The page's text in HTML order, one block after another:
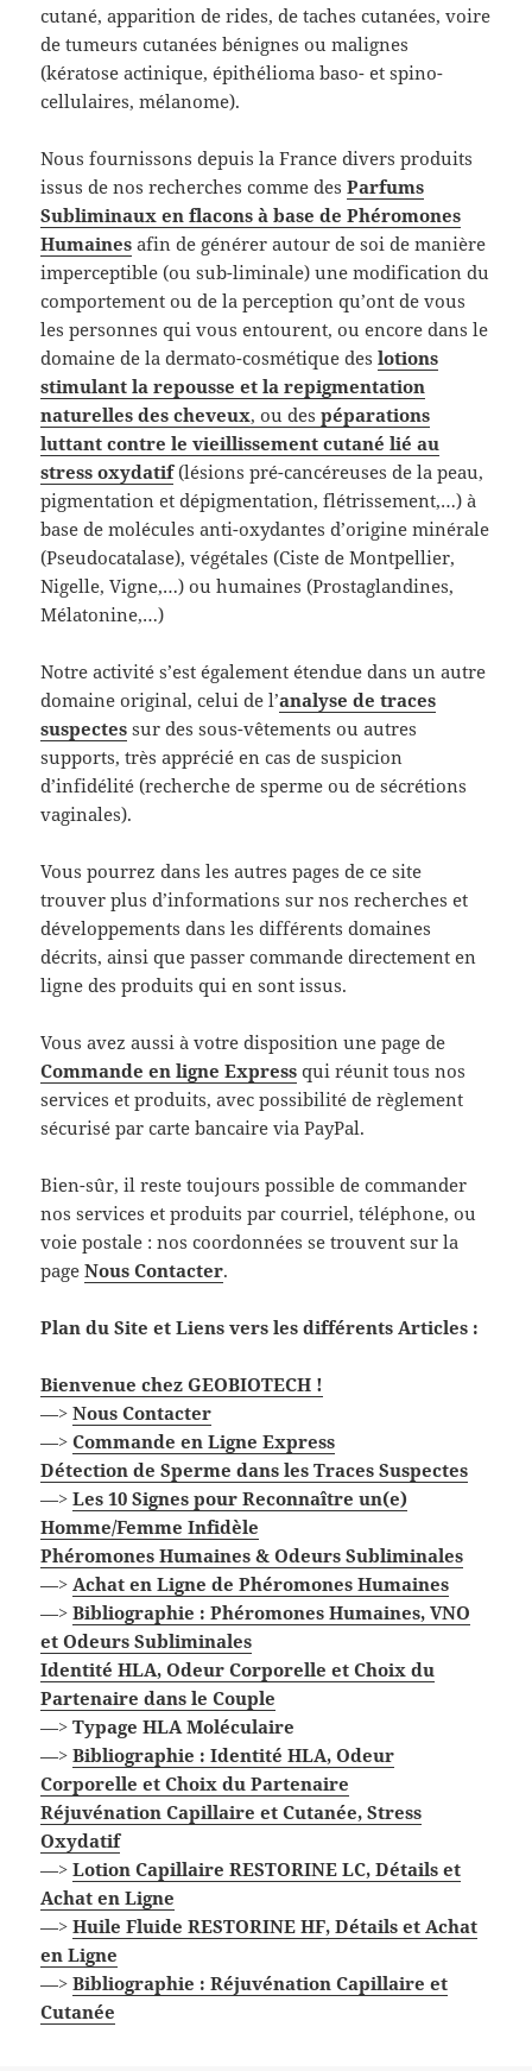
cutané, apparition de rides, de taches cutanées, voire
de tumeurs cutanées bénignes ou malignes
(kératose actinique, épithélioma baso- et spino-
cellulaires, mélanome).
Nous fournissons depuis la France divers produits
issus de nos recherches comme desParfums
Subliminaux en flacons à base de Phéromones
Humaines afin de générer autour de soi de manière
imperceptible (ou sub-liminale) une modification du
comportement ou de la perception qu’ont de vous
les personnes qui vous entourent, ou encore dans le
domaine de la dermato-cosmétique deslotions
stimulant la repousse et la repigmentation
naturelles des cheveux, ou despéparations
luttant contre le vieillissement cutané lié au
stress oxydatif(lésions pré-cancéreuses de la peau,
pigmentation et dépigmentation, flétrissement,…) à
base de molécules anti-oxydantes d’origine minérale
(Pseudocatalase), végétales (Ciste de Montpellier,
Nigelle, Vigne,…) ou humaines (Prostaglandines,
Mélatonine,…)
Notre activité s’est également étendue dans un autre
domaine original, celui de l’analyse de traces
suspectes sur des sous-vêtements ou autres
supports, très apprécié en cas de suspicion
d’infidélité (recherche de sperme ou de sécrétions
vaginales).
Vous pourrez dans les autres pages de ce site
trouver plus d’informations sur nos recherches et
développements dans les différents domaines
décrits, ainsi que passer commande directement en
ligne des produits qui en sont issus.
Vous avez aussi à votre disposition une page de
Commande en ligne Express qui réunit tous nos
services et produits, avec possibilité de règlement
sécurisé par carte bancaire via PayPal.
Bien-sûr, il reste toujours possible de commander
nos services et produits par courriel, téléphone, ou
voie postale : nos coordonnées se trouvent sur la
pageNous Contacter.
Plan du Site et Liens vers les différents Articles :
Bienvenue chez GEOBIOTECH !
—>Nous Contacter
—>Commande en Ligne Express
Détection de Sperme dans les Traces Suspectes
—>Les 10 Signes pour Reconnaître un(e)
Homme/Femme Infidèle
Phéromones Humaines & Odeurs Subliminales
—> Achat en Ligne de Phéromones Humaines
—>Bibliographie : Phéromones Humaines, VNO
et Odeurs Subliminales
Identité HLA, Odeur Corporelle et Choix du
Partenaire dans le Couple
—>Typage HLA Moléculaire
—>Bibliographie : Identité HLA, Odeur
Corporelle et Choix du Partenaire
Réjuvénation Capillaire et Cutanée, Stress
Oxydatif
—>Lotion Capillaire RESTORINE LC, Détails et
Achat en Ligne
—>Huile Fluide RESTORINE HF, Détails et Achat
en Ligne
—>Bibliographie : Réjuvénation Capillaire et
Cutanée